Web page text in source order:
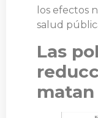
los efectos
salud
Las
matan